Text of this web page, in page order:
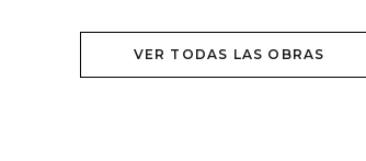
VER TODAS LAS OBRAS